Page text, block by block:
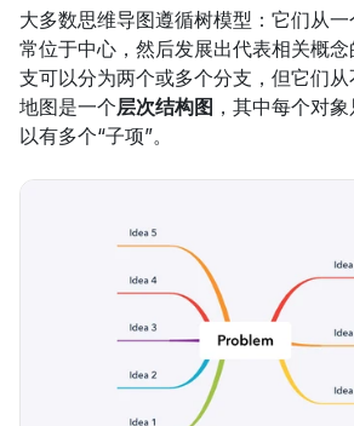
大多数思维导图遵循树模型：它们从
常位于中心，然后发展出代表相关概
支可以分为两个或多个分支，但它们
地图是一个层次结构图 ，其中每个对
以有多个“子项”。